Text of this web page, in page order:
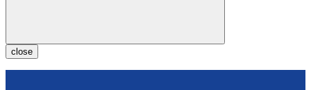
close